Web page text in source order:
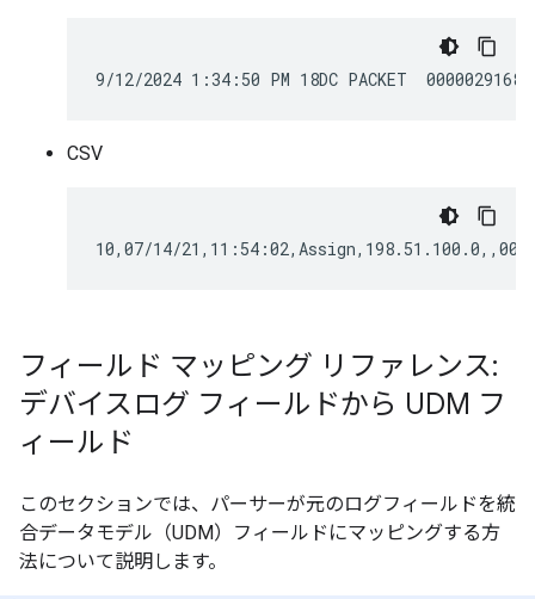
CSV
フィールド マッピング リファレンス:
デバイスログ フィールドから UDM フ
ィールド
このセクションでは、パーサーが元のログフィールドを統
合データモデル（UDM）フィールドにマッピングする方
法について説明します。